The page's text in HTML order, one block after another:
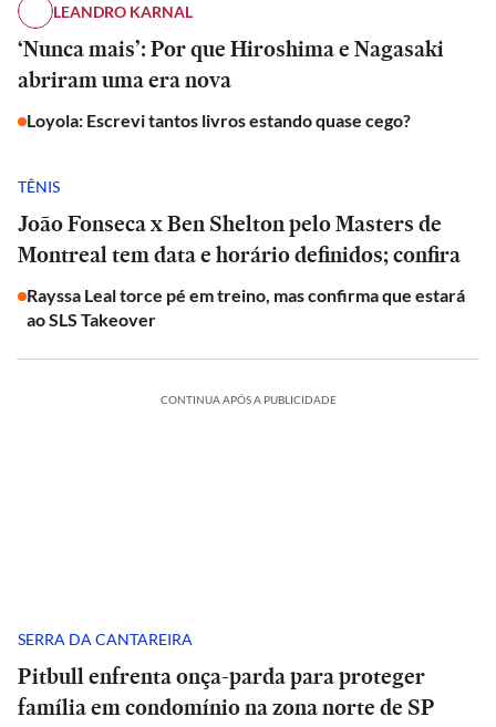
LEANDRO KARNAL
‘Nunca mais’: Por que Hiroshima e Nagasaki
abriram uma era nova
Loyola: Escrevi tantos livros estando quase cego?
TÊNIS
João Fonseca x Ben Shelton pelo Masters de
Montreal tem data e horário definidos; confira
Rayssa Leal torce pé em treino, mas confirma que estará
ao SLS Takeover
CONTINUA APÓS A PUBLICIDADE
SERRA DA CANTAREIRA
Pitbull enfrenta onça-parda para proteger
família em condomínio na zona norte de SP